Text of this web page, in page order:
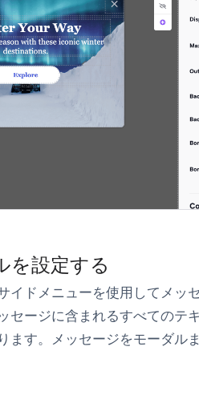
を設定する
イドメニューを使用してメッ
ージに含まれるすべてのテ
ます。メッセージをモーダル